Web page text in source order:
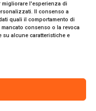
l'esperienza di
Il consenso a
quali il comportamento di
consenso o la revoca
alcune caratteristiche e
Gianni Catania.
s.r.l.